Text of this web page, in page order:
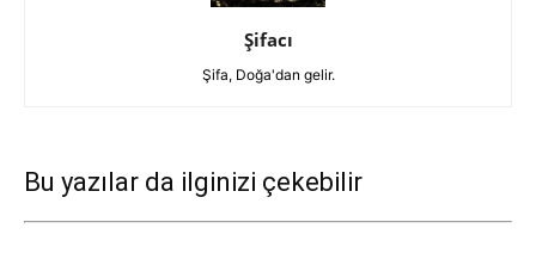
Şifacı
Şifa, Doğa'dan gelir.
Bu yazılar da ilginizi çekebilir